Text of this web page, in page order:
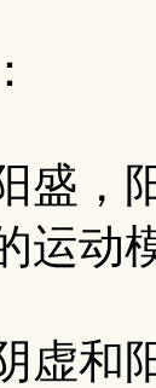
盛，
运动
虚和